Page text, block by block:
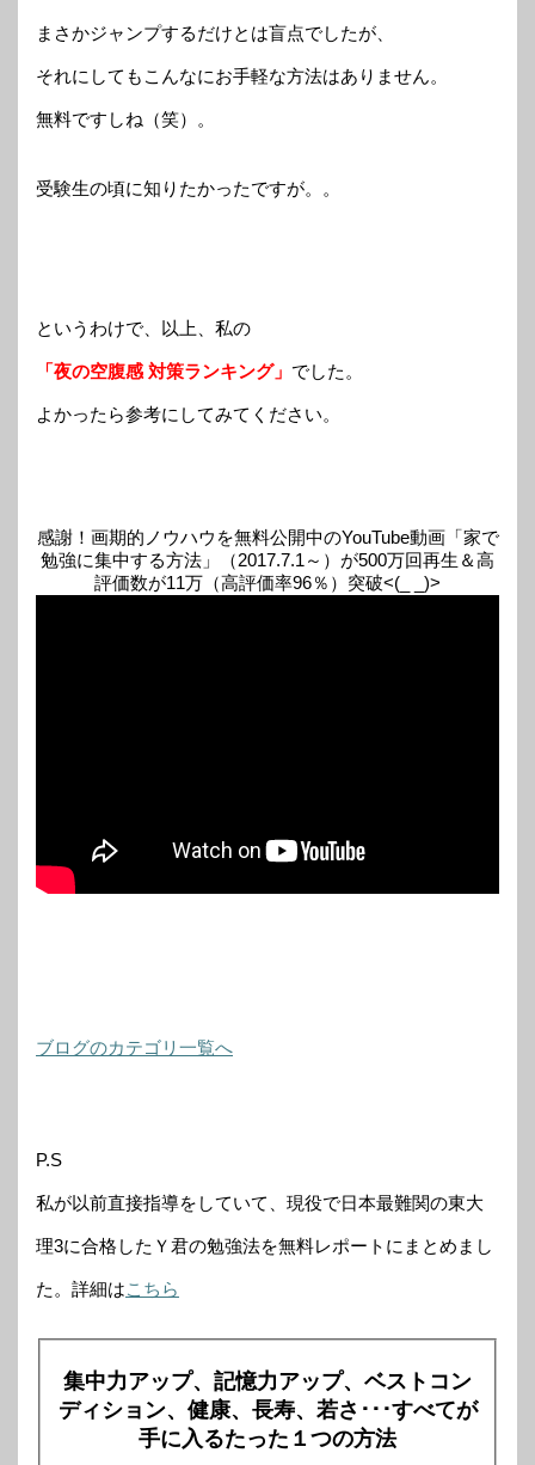
まさかジャンプするだけとは盲点でしたが、
それにしてもこんなにお手軽な方法はありません。
無料ですしね（笑）。
受験生の頃に知りたかったですが。。
というわけで、以上、私の
「夜の空腹感 対策ランキング」 でした。
よかったら参考にしてみてください。
感謝！画期的ノウハウを無料公開中のYouTube動画「家で
勉強に集中する方法」（2017.7.1～）が500万回再生＆高
評価数が11万（高評価率96％）突破<(_ _)>
ブログのカテゴリ一覧へ
P.S
私が以前直接指導をしていて、現役で日本最難関の東大
理3に合格したＹ君の勉強法を無料レポートにまとめまし
た。詳細はこちら
集中力アップ、記憶力アップ、ベストコン
ディション、健康、長寿、若さ･･･すべてが
手に入るたった１つの方法